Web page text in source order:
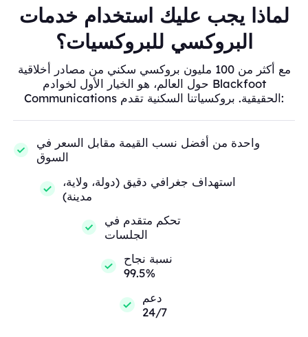
لماذا يجب عليك استخدام خدمات
البروكسي للبروكسيات؟
مع أكثر من 100 مليون بروكسي سكني من مصادر أخلاقية
حول العالم، هو الخيار الأول لخوادم Blackfoot
Communications الحقيقية. بروكسياتنا السكنية تقدم:
واحدة من أفضل نسب القيمة مقابل السعر في
السوق
استهداف جغرافي دقيق (دولة، ولاية،
مدينة)
تحكم متقدم في
الجلسات
نسبة نجاح
99.5%
دعم
24/7